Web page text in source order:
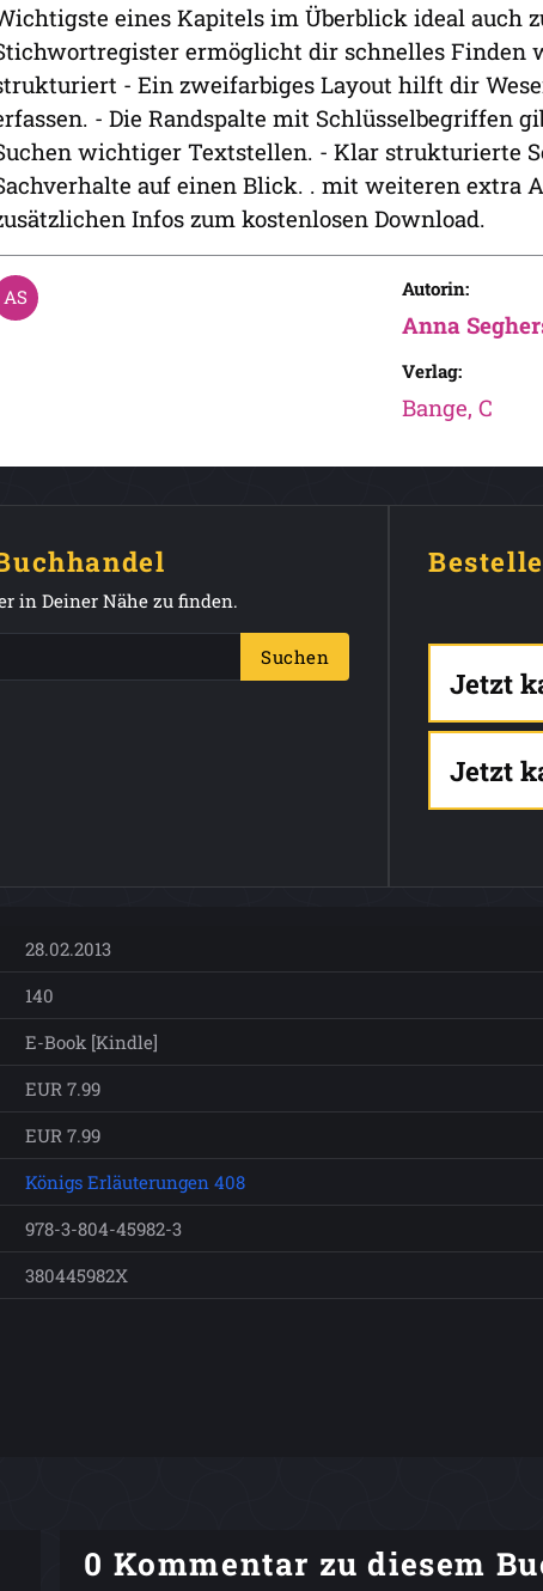
eines Kapitels im Überblick ideal auch
ermöglicht dir schnelles Finden
- Ein zweifarbiges Layout hilft dir
- Die Randspalte mit Schlüsselbegriffen
wichtiger Textstellen. - Klar strukturierte
auf einen Blick. . mit weiteren extra
Infos zum kostenlosen Download.
Autorin:
Anna
Verlag:
Bange, C
in Deiner Nähe zu finden.
Suchen
Jetzt
Jetzt
28.02.2013
140
E-Book [Kindle]
EUR 7.99
EUR 7.99
Königs Erläuterungen 408
978-3-804-45982-3
380445982X
0 Kommentar zu diesem